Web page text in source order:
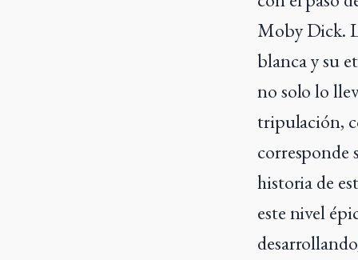
Moby Dick.
blanca y su
no solo lo
tripulación,
corresponde
historia de
este nivel